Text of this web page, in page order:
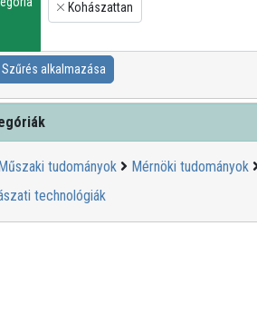
×
Kohászattan
Szűrés alkalmazása
tudományok Mérnöki tudományok
technológiák